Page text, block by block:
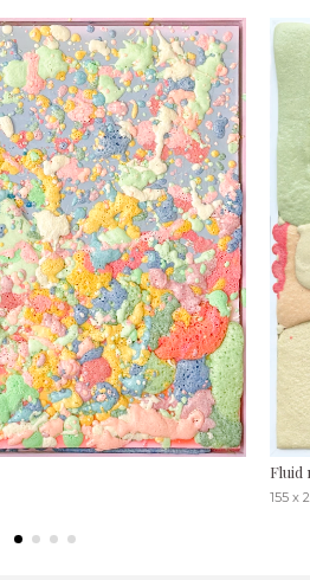
Fluid
155 x